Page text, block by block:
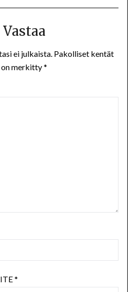
Vastaa
ei julkaista. Pakolliset kentät
on merkitty*
*